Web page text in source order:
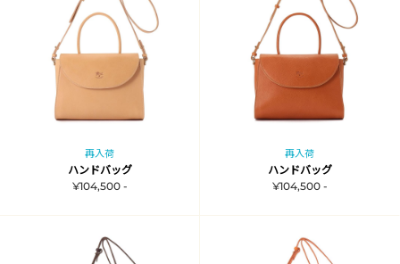
再入荷
ハンドバッグ
¥104,500 -
再入荷
ハンドバッグ
¥104,500 -